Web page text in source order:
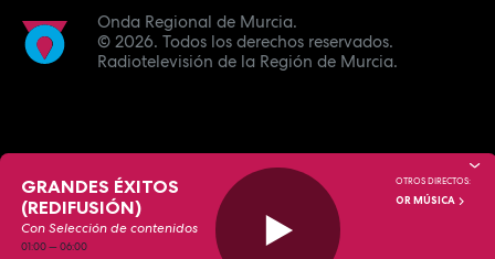
Onda Regional de Murcia.
© 2026. Todos los derechos reservados.
Radiotelevisión de la Región de Murcia.
GRANDES ÉXITOS
(REDIFUSIÓN)
Con Selección de contenidos
01:00—06:00
OTROS DIRECTOS:
OR MÚSICA